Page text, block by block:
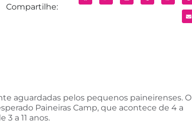
Compartilhe:
aguardadas pelos pequenos paineirenses. O
Paineiras Camp, que acontece de 4 a
a 11 anos.